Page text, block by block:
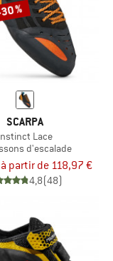
%
SCARPA
Lace
d'escalade
à partir de 118,97 €
4,8(48)